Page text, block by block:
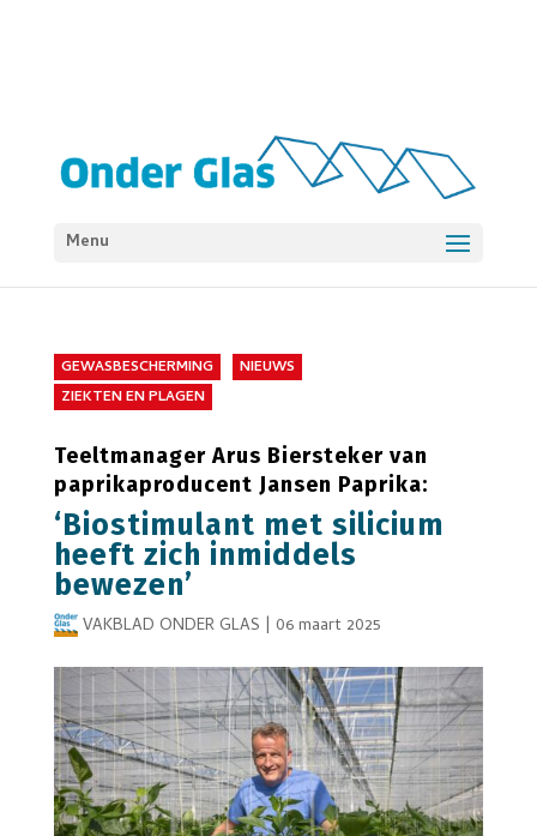
Menu
GEWASBESCHERMING
NIEUWS
ZIEKTEN EN PLAGEN
Teeltmanager Arus Biersteker van
paprikaproducent Jansen Paprika:
‘Biostimulant met silicium
heeft zich inmiddels
bewezen’
VAKBLAD ONDER GLAS | 06 maart 2025